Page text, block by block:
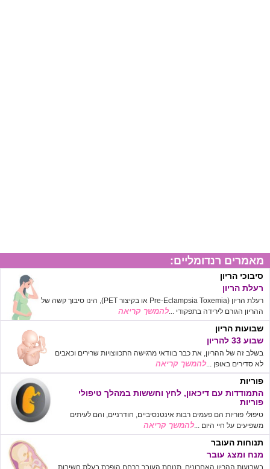
מאמרים רנדומליים:
סיבוכי הריון
רעלת הריון
רעלת הריון (Pre-Eclampsia Toxemia או בקיצור PET), הינו סיבוך קשה של
ההריון הגורם לירידה בתפקודי ...להמשך קריאה
שבועות הריון
שבוע 33 להריון
בשלב זה של ההריון, את כבר בוודאי מרגישה התכווצויות שרירים וכאבים
לא סדירים באופן ...להמשך קריאה
פוריות
התמודדות עם דיכאון, לחץ וחששות במהלך טיפולי
פוריות
טיפולי פוריות הם פעמים רבות אינטנסיביים, חודרניים, והם לעיתים
משפיעים על חיי היום ...להמשך קריאה
תנוחות העובר
מנח ומצג עובר
בשבועות ההריון האחרונים, תנוחת העובר ברחם הופכת בעלת חשיבות